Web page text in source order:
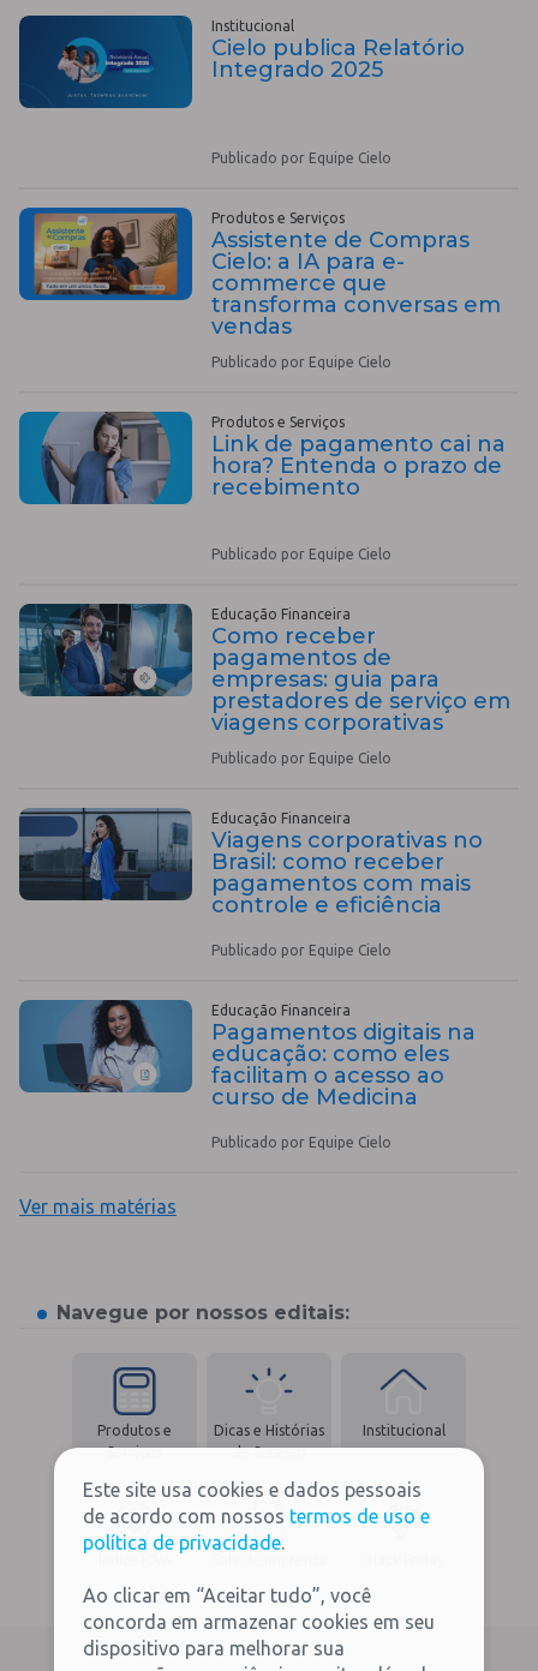
Institucional
Cielo publica Relatório
Integrado 2025
Publicado por Equipe Cielo
Produtos e Serviços
Assistente de Compras
Cielo: a IA para e-
commerce que
transforma conversas em
vendas
Publicado por Equipe Cielo
Produtos e Serviços
Link de pagamento cai na
hora? Entenda o prazo de
recebimento
Publicado por Equipe Cielo
Educação Financeira
Como receber
pagamentos de
empresas: guia para
prestadores de serviço em
viagens corporativas
Publicado por Equipe Cielo
Educação Financeira
Viagens corporativas no
Brasil: como receber
pagamentos com mais
controle e eficiência
Publicado por Equipe Cielo
Educação Financeira
Pagamentos digitais na
educação: como eles
facilitam o acesso ao
curso de Medicina
Publicado por Equipe Cielo
Ver mais matérias
Navegue por nossos editais:
Produtos e
Serviços
Dicas e Histórias
de Sucesso
Institucional
Este site usa cookies e dados pessoais
de acordo com nossos termos de uso e
política de privacidade.
Ao clicar em “Aceitar tudo”, você
concorda em armazenar cookies em seu
dispositivo para melhorar sua